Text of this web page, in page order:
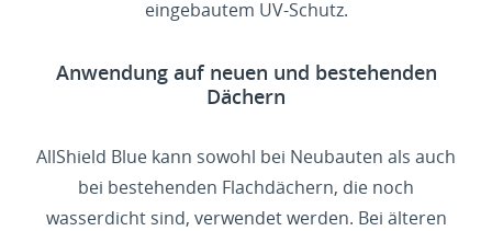
eingebautem UV-Schutz.
Anwendung auf neuen und bestehenden
Dächern
AllShield Blue kann sowohl bei Neubauten als auch
bei bestehenden Flachdächern, die noch
wasserdicht sind, verwendet werden. Bei älteren